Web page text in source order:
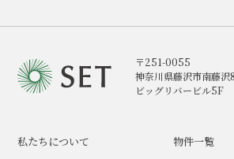
〒251-0055
神奈川県藤沢市南藤沢
ビッグリバービル5F
私たちについて 物件一覧